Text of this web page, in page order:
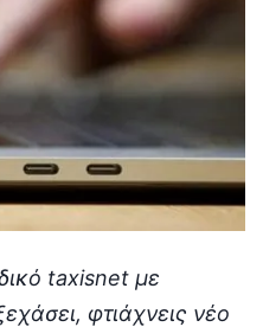
taxisnet με
φτιάχνεις νέο